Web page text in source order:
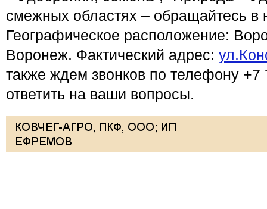
смежных областях – обращайтесь
Географическое расположение:
Воронеж. Фактический адрес:
также ждем звонков по телефону
ответить на ваши вопросы.